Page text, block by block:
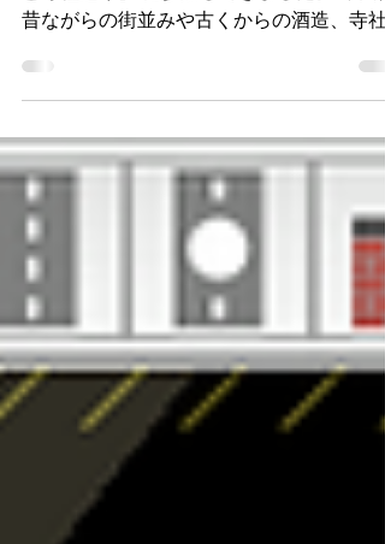
2017年5月22日 読了時間: 1分
【西国街道#04】
と寺社巡り】 に参加してきました。 今回
昔ながらの街並みや古くからの酒造、寺社
どがある富田町の街あるきをしました。 普
門寺ではお寺の方から、600年以上ものお
の歴史を熱い想いで語っていただき、枯山
が見える縁側で、お茶と茶...